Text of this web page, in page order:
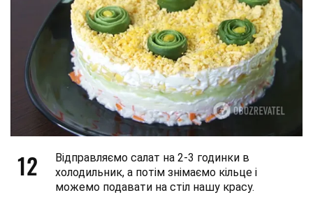
12
Відправляємо салат на 2-3 годинки в
холодильник, а потім знімаємо кільце і
можемо подавати на стіл нашу красу.